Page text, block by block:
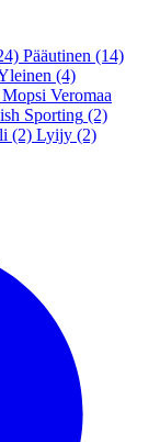
Pääutinen (14)
(4)
Mopsi Veromaa
Sporting (2)
(2) Lyijy (2)